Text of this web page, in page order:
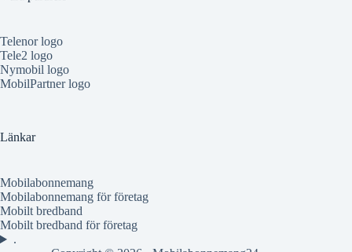
Telenor logo
Tele2 logo
Nymobil logo
MobilPartner logo
Länkar
Mobilabonnemang
Mobilabonnemang för företag
Mobilt bredband
Mobilt bredband för företag
.